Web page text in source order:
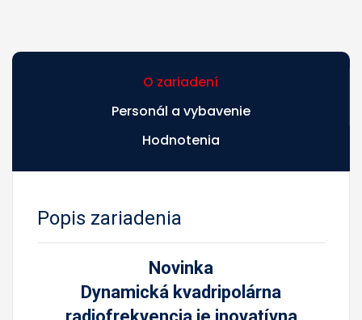
O zariadení
Personál a vybavenie
Hodnotenia
Popis zariadenia
Novinka
Dynamická kvadripolárna